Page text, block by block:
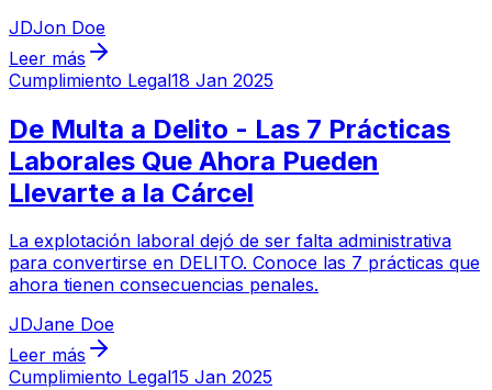
JDJon Doe
Leer más
Cumplimiento Legal18 Jan 2025
De Multa a Delito - Las 7 Prácticas
Laborales Que Ahora Pueden
Llevarte a la Cárcel
La explotación laboral dejó de ser falta administrativa
para convertirse en DELITO. Conoce las 7 prácticas que
ahora tienen consecuencias penales.
JDJane Doe
Leer más
Cumplimiento Legal15 Jan 2025